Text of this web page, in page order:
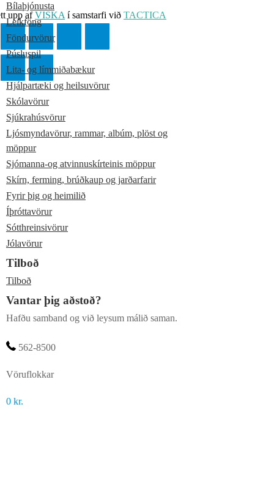
Bílaþjónusta
Leikföng
Föndurvörur
Púsluspil
Lita- og límmiðabækur
Hjálpartæki og heilsuvörur
Skólavörur
Sjúkrahúsvörur
Ljósmyndavörur, rammar, albúm, plöst og
möppur
Sjómanna-og atvinnuskírteinis möppur
Skírn, ferming, brúðkaup og jarðarfarir
Fyrir þig og heimilið
Íþróttavörur
Sótthreinsivörur
Jólavörur
Tilboð
Tilboð
Vantar þig aðstoð?
Hafðu samband og við leysum málið saman.
562-8500
Vöruflokkar
0 kr.
upp afVISKA í samstarfi við TACTICA